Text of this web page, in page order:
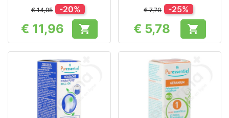
€ 14,95 -20%
Prijs
€ 11,96 
€ 7,70 -25%
Prijs
€ 5,78 